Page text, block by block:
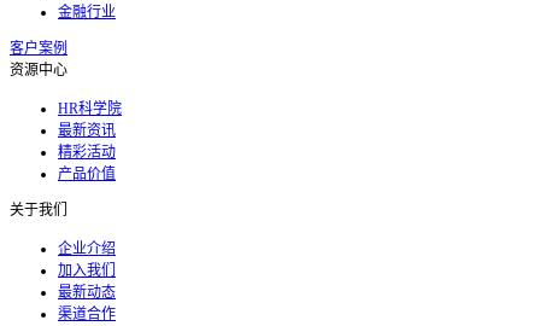
金融行业
客户案例
资源中心
HR科学院
最新资讯
精彩活动
产品价值
关于我们
企业介绍
加入我们
最新动态
渠道合作